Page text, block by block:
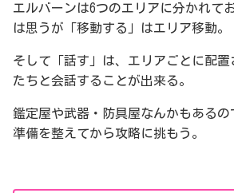
エルバーンは6つのエリアに分かれて
は思うが「移動する」はエリア移動。
そして「話す」は、エリアごとに配
たちと会話することが出来る。
鑑定屋や武器・防具屋なんかもある
準備を整えてから攻略に挑もう。